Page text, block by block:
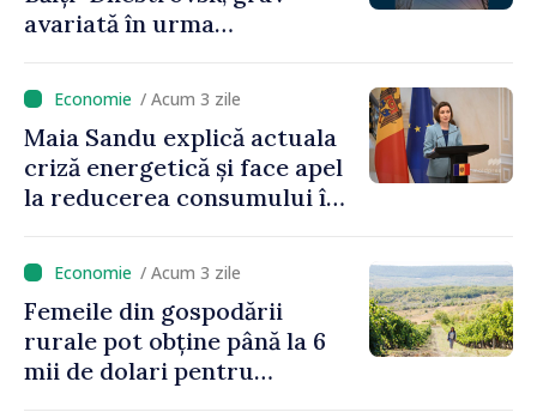
avariată în urma
/ Acum 3 zile
Maia Sandu explică actuala
criză energetică și face apel
la reducerea consumului în
putem menține prețurile la
un nivel mai mic”
/ Acum 3 zile
Femeile din gospodării
rurale pot obține până la 6
mii de dolari pentru